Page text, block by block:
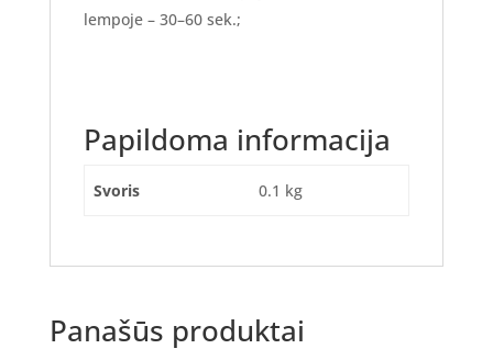
lempoje – 30–60 sek.;
Papildoma informacija
Svoris 0.1 kg
Panašūs produktai